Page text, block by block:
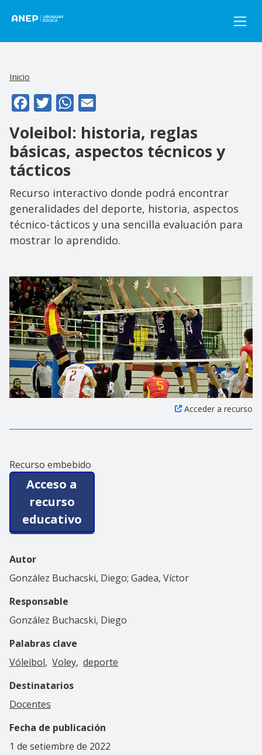
Inicio
FacebookTwitterWhatsApp
Voleibol: historia, reglas
básicas, aspectos técnicos y
tácticos
Recurso interactivo donde podrá encontrar
generalidades del deporte, historia, aspectos
técnico-tácticos y una sencilla evaluación para
mostrar lo aprendido.
Acceder a recurso
Recurso embebido
Acceso a
recurso
educativo
Autor
González Buchacski, Diego; Gadea, Víctor
Responsable
González Buchacski, Diego
Palabras clave
Vóleibol Voley deporte
Destinatarios
Docentes
Fecha de publicación
1 de setiembre de 2022